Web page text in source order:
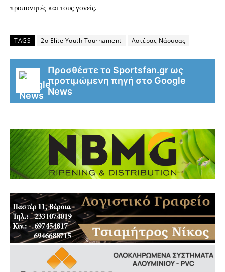
προπονητές και τους γονείς.
TAGS 2ο Elite Youth Tournament Αστέρας Νάουσας
Προσθέστε το Sportsfan.gr ως
προτιμώμενη πηγή στο Google
News